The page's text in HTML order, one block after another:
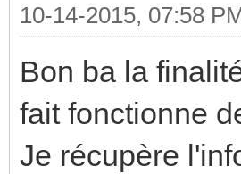
10-14-2015, 07:58
Bon ba la
fait fonctionne
Je récupère